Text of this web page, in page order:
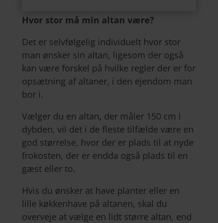
Hvor stor må min altan være?
Det er selvfølgelig individuelt hvor stor
man ønsker sin altan, ligesom der også
kan være forskel på hvilke regler der er for
opsætning af altaner, i den ejendom man
bor i.
Vælger du en altan, der måler 150 cm i
dybden, vil det i de fleste tilfælde være en
god størrelse, hvor der er plads til at nyde
frokosten, der er endda også plads til en
gæst eller to.
Hvis du ønsker at have planter eller en
lille køkkenhave på altanen, skal du
overveje at vælge en lidt større altan, end